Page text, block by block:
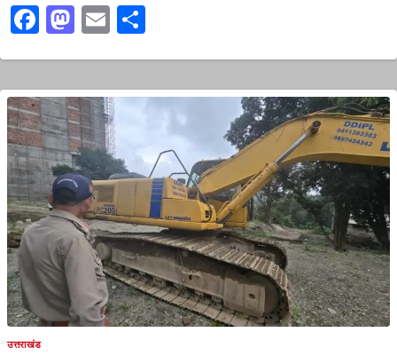
Facebook
Mastodon
Email
उत्तराखंड